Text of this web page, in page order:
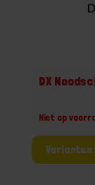
DX
Niet op